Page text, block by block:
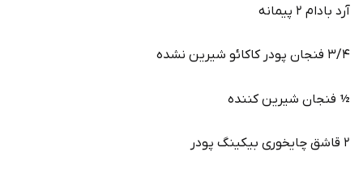
آرد بادام ۲ پیمانه
۳/۴ فنجان پودر کاکائو شیرین نشده
½ فنجان شیرین کننده
۲ قاشق چایخوری بیکینگ پودر